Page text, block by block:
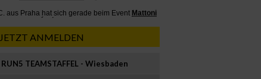
JETZT ANMELDEN
RUN5 TEAMSTAFFEL - Wiesbaden